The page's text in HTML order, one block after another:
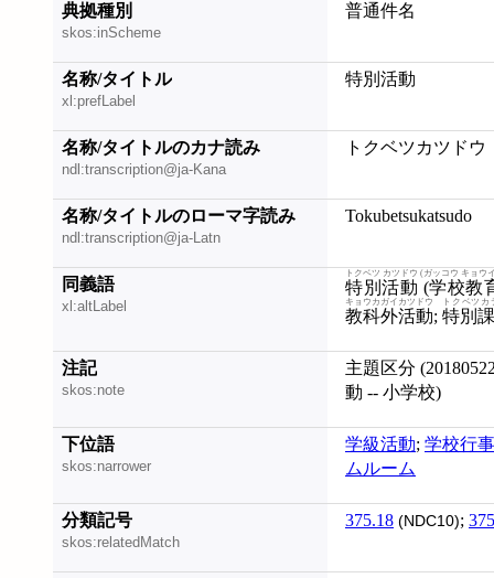
典拠種別
skos:inScheme
普通件名
名称/タイトル
xl:prefLabel
特別活動
名称/タイトルのカナ読み
ndl:transcription@ja-Kana
トクベツカツドウ
名称/タイトルのローマ字読み
ndl:transcription@ja-Latn
Tokubetsukatsudo
同義語
xl:altLabel
特別活動 (学校教
トクベツ カツドウ (ガッコウ キョウ
教科外活動
キョウカガイカツドウ
; 特別
トクベツカ
注記
skos:note
主題区分
動 -- 小学校)
下位語
skos:narrower
学級活動; 学校行事
ムルーム
分類記号
skos:relatedMatch
375.18 (NDC10);